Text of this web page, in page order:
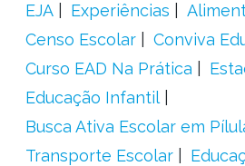
EJA
Experiências
Censo Escolar
Conviva
Curso EAD Na Prática
Educação Infantil
Busca Ativa Escolar em
Transporte Escolar